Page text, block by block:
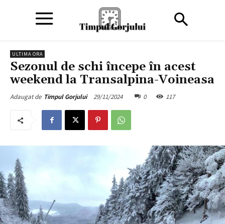
ULTIMA ORA
Sezonul de schi începe în acest
weekend la Transalpina-Voineasa
Adaugat de Timpul Gorjului 29/11/2024 0 117